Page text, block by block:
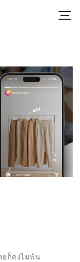
ยก็คงไม่พ้น